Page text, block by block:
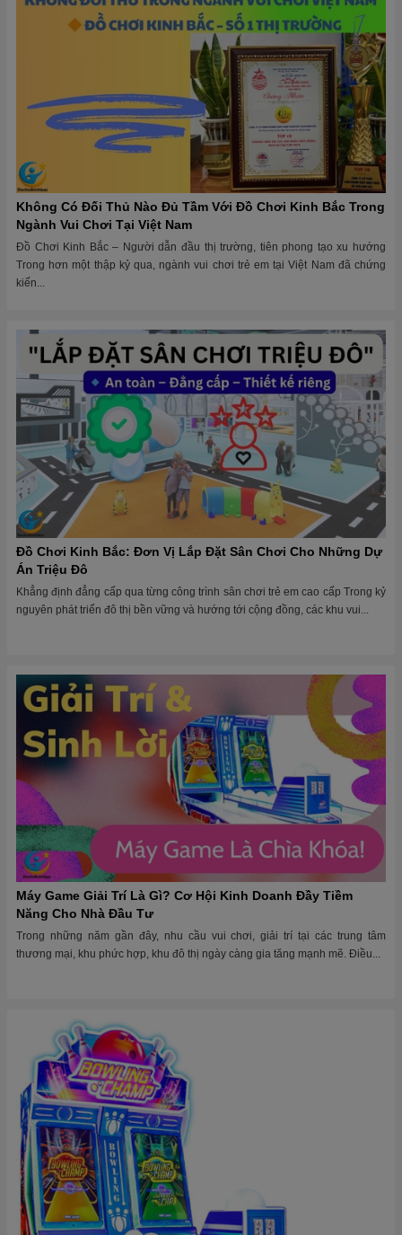
Không Có Đối Thủ Nào Đủ Tầm Với Đồ Chơi Kinh Bắc Trong
Ngành Vui Chơi Tại Việt Nam
Đồ Chơi Kinh Bắc – Người dẫn đầu thị trường, tiên phong tạo xu hướng
Trong hơn một thập kỷ qua, ngành vui chơi trẻ em tại Việt Nam đã chứng
kiến...
Đồ Chơi Kinh Bắc: Đơn Vị Lắp Đặt Sân Chơi Cho Những Dự
Án Triệu Đô
Khẳng định đẳng cấp qua từng công trình sân chơi trẻ em cao cấp Trong kỷ
nguyên phát triển đô thị bền vững và hướng tới cộng đồng, các khu vui...
Máy Game Giải Trí Là Gì? Cơ Hội Kinh Doanh Đầy Tiềm
Năng Cho Nhà Đầu Tư
Trong những năm gần đây, nhu cầu vui chơi, giải trí tại các trung tâm
thương mại, khu phức hợp, khu đô thị ngày càng gia tăng mạnh mẽ. Điều...